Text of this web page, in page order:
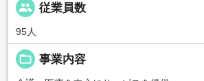
people 従業員数
95人
folder_open 事業内容